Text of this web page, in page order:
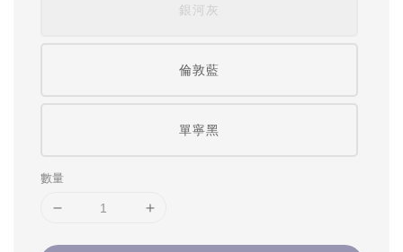
銀河灰
倫敦藍
單寧黑
數量